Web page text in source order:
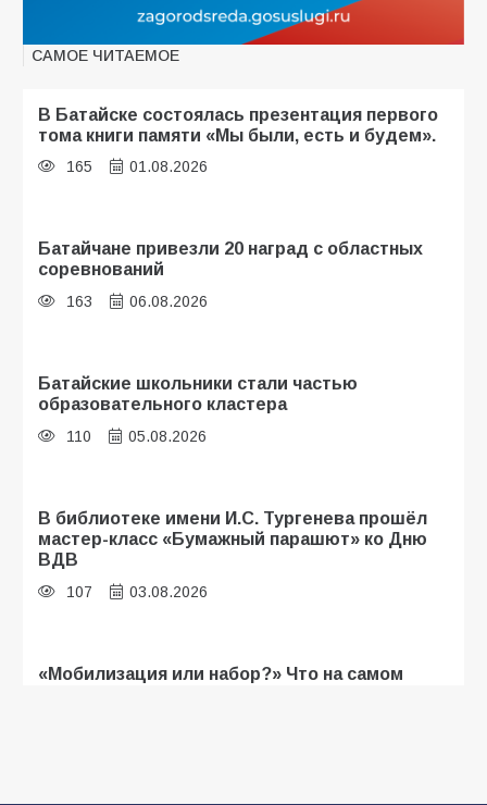
САМОЕ ЧИТАЕМОЕ
В Батайске состоялась презентация первого
тома книги памяти «Мы были, есть и будем».
165 01.08.2026
Батайчане привезли 20 наград с областных
соревнований
163 06.08.2026
Батайские школьники стали частью
образовательного кластера
110 05.08.2026
В библиотеке имени И.С. Тургенева прошёл
мастер-класс «Бумажный парашют» ко Дню
ВДВ
107 03.08.2026
«Мобилизация или набор?» Что на самом